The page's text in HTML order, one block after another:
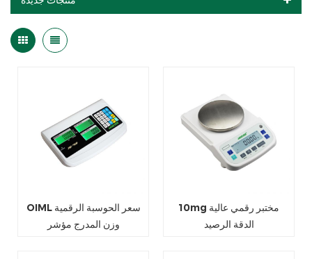
OIML سعر الحوسبة الرقمية
وزن المدرج مؤشر
10mg مختبر رقمي عالية
الدقة الرصيد